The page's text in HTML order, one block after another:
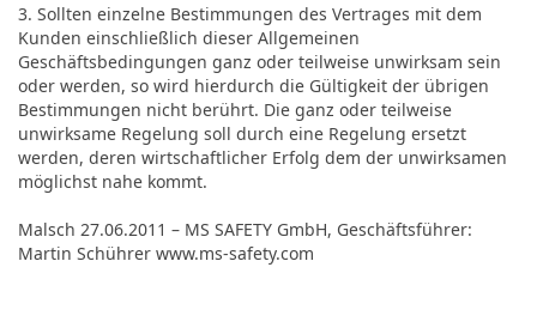
3. Sollten einzelne Bestimmungen des Vertrages mit dem
Kunden einschließlich dieser Allgemeinen
Geschäftsbedingungen ganz oder teilweise unwirksam sein
oder werden, so wird hierdurch die Gültigkeit der übrigen
Bestimmungen nicht berührt. Die ganz oder teilweise
unwirksame Regelung soll durch eine Regelung ersetzt
werden, deren wirtschaftlicher Erfolg dem der unwirksamen
möglichst nahe kommt.
Malsch 27.06.2011 – MS SAFETY GmbH, Geschäftsführer:
Martin Schührer www.ms-safety.com